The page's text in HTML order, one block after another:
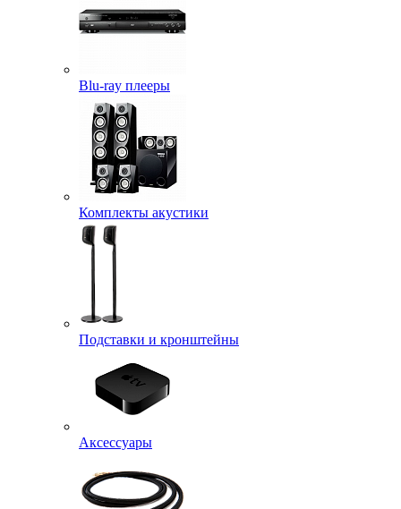
Blu-ray плееры
Комплекты акустики
Подставки и кронштейны
Аксессуары